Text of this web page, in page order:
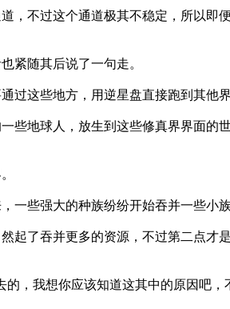
不过这个通道极其不稳定，所以即
紧随其后说了一句走。
这些地方，用逆星盘直接跑到其他
地球人，放生到这些修真界界面的
些强大的种族纷纷开始吞并一些小
了吞并更多的资源，不过第二点才
，我想你应该知道这其中的原因吧